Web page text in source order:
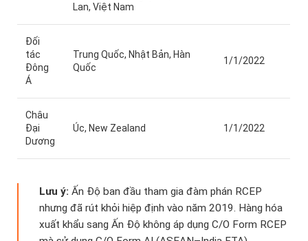
Lan, Việt Nam
Đối
tác
Đông
Á
Trung Quốc, Nhật Bản, Hàn
Quốc
1/1/2022
Châu
Đại
Dương
Úc, New Zealand 1/1/2022
Lưu ý: Ấn Độ ban đầu tham gia đàm phán RCEP
nhưng đã rút khỏi hiệp định vào năm 2019. Hàng hóa
xuất khẩu sang Ấn Độ không áp dụng C/O Form RCEP